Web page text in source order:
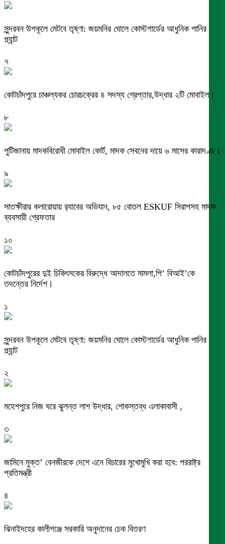
সুন্দরবন উপকূলে মেটবে তৃষ্ণা: জয়মনির ঘোলে কোস্টগার্ডের আধুনিক পানির
প্ল্যান্ট
৭
কোটচাঁদপুরে চাঞ্চল্যকর চোরচক্রের ৪ সদস্য গ্রেপ্তার,উদ্ধার ২টি মোবাইল।
৮
পুটিজানায় মাদকবিরোধী মোবাইল কোর্ট, মাদক সেবনের দায়ে ৬ মাসের কারাদণ্ড।
৯
সাতক্ষীরার কলারোয়ায় র‍্যাবের অভিযান, ৮৫ বোতল ESKUF সিরাপসহ মাদক
ব্যবসায়ী গ্রেফতার
১০
কোটচাঁদপুরের দুই চিকিৎসকের বিরুদ্ধে আদালতে মামলা,পি’ বিআই’কে
তদন্তের নির্দেশ।
১
সুন্দরবন উপকূলে মেটবে তৃষ্ণা: জয়মনির ঘোলে কোস্টগার্ডের আধুনিক পানির
প্ল্যান্ট
২
মহেশপুরে নিজ ঘরে ঝুলন্ত লাশ উদ্ধার, শোকস্তব্ধ এলাকাবাসী ,
৩
জামিনে মুক্ত’ বেনজীরকে দেশে এনে বিচারের মুখোমুখি করা হবে: পররাষ্ট্র
প্রতিমন্ত্রী
৪
ঝিনাইদহের কালীগঞ্জে সরকারি অনুদানের চেক বিতরণ